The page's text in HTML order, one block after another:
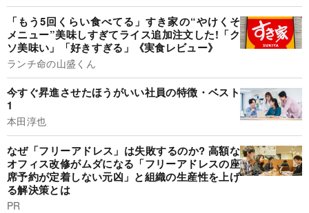
「もう5回くらい食べてる」すき家の“やけくそ
メニュー”美味しすぎてライス追加注文した!「ク
ソ美味い」「好きすぎる」《実食レビュー》
ランチ命の山盛くん
今すぐ昇進させたほうがいい社員の特徴・ベスト
1
本田淳也
なぜ「フリーアドレス」は失敗するのか? 高額な
オフィス改修がムダになる「フリーアドレスの座
席予約が定着しない元凶」と組織の生産性を上げ
る解決策とは
PR